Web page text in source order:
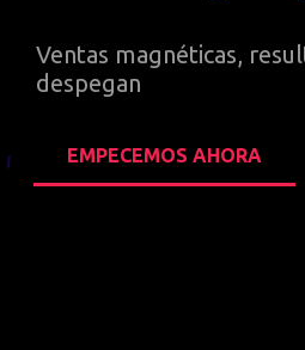
estratégicas
Ventas magnéticas,
despegan
EMPECEMOS AHORA